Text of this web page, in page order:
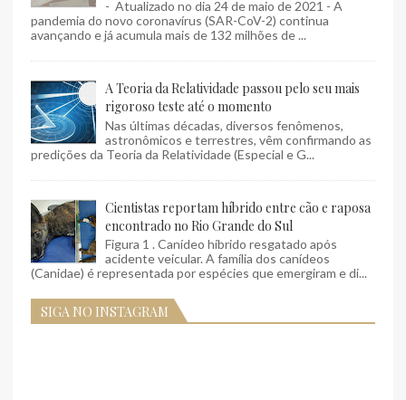
- Atualizado no dia 24 de maio de 2021 - A
pandemia do novo coronavírus (SAR-CoV-2) continua
avançando e já acumula mais de 132 milhões de ...
A Teoria da Relatividade passou pelo seu mais
rigoroso teste até o momento
Nas últimas décadas, diversos fenômenos,
astronômicos e terrestres, vêm confirmando as
predições da Teoria da Relatividade (Especial e G...
Cientistas reportam híbrido entre cão e raposa
encontrado no Rio Grande do Sul
Figura 1 . Canídeo híbrido resgatado após
acidente veicular. A família dos canídeos
(Canidae) é representada por espécies que emergiram e di...
SIGA NO INSTAGRAM